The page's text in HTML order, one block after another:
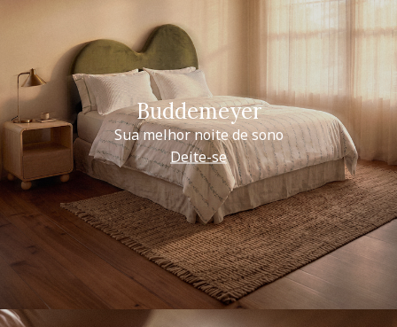
Buddemeyer
Sua melhor noite de sono
Deite-se